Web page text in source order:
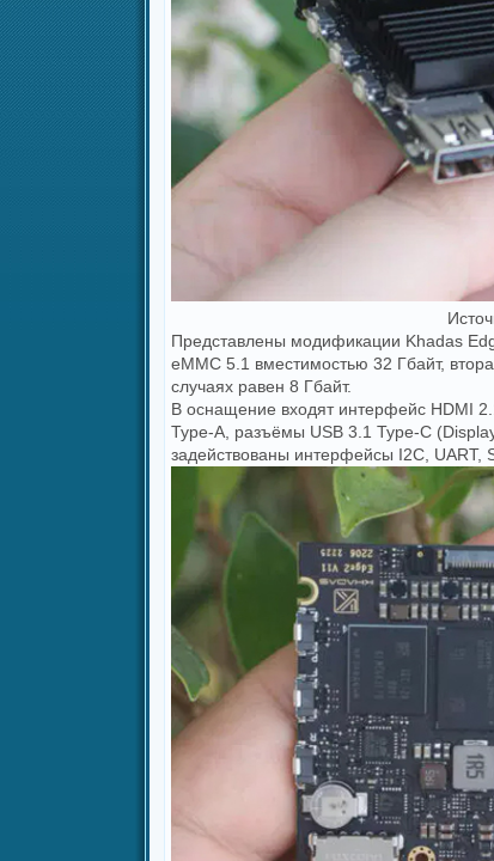
Представлены модификации Khadas
eMMC 5.1 вместимостью 32 Гбайт,
случаях равен 8 Гбайт.
В оснащение входят интерфейс HDMI
Type-A, разъёмы USB 3.1 Type-C
задействованы интерфейсы I2C, UART,